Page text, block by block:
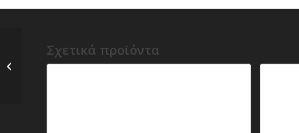
Σχετικά προϊόντα
Prince Oliver Derby